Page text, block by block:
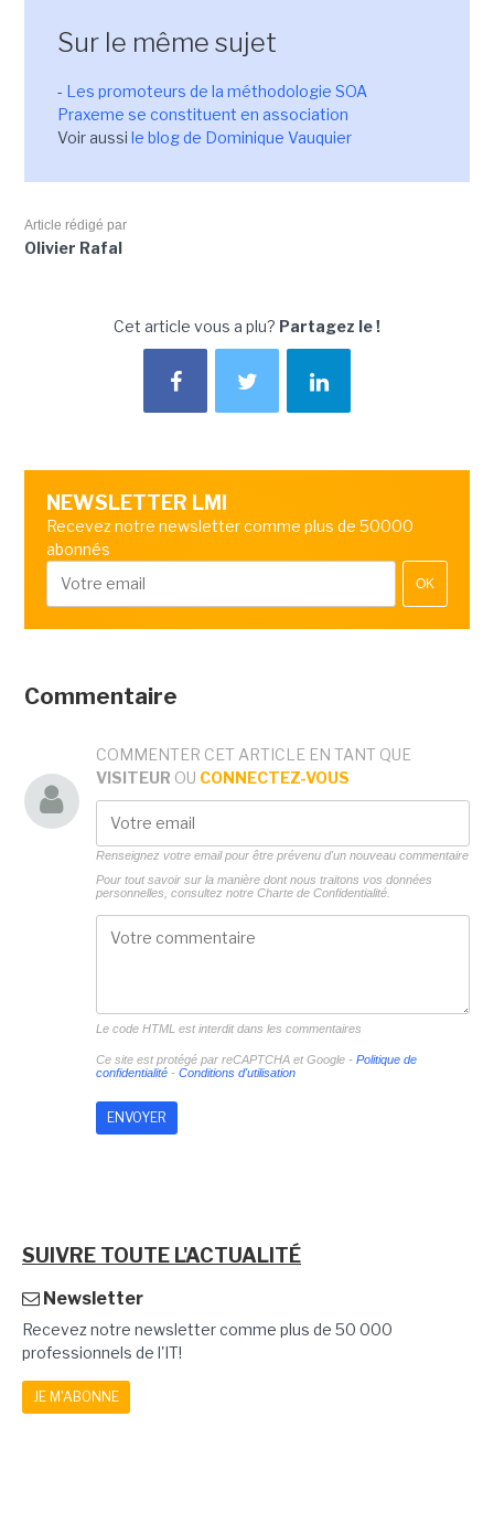
Sur le même sujet
- Les promoteurs de la méthodologie SOA
Praxeme se constituent en association
Voir aussi le blog de Dominique Vauquier
Article rédigé par
Olivier Rafal
Cet article vous a plu? Partagez le !
NEWSLETTER LMI
Recevez notre newsletter comme plus de 50000
abonnés
OK
Commentaire
COMMENTER CET ARTICLE EN TANT QUE
VISITEUR OU CONNECTEZ-VOUS
Renseignez votre email pour être prévenu d'un nouveau commentaire
Pour tout savoir sur la manière dont nous traitons vos données
personnelles, consultez notre Charte de Confidentialité.
Le code HTML est interdit dans les commentaires
Ce site est protégé par reCAPTCHA et Google - Politique de
confidentialité- Conditions d'utilisation
SUIVRE TOUTE L'ACTUALITÉ
Newsletter
Recevez notre newsletter comme plus de 50 000
professionnels de l'IT!
JE M'ABONNE